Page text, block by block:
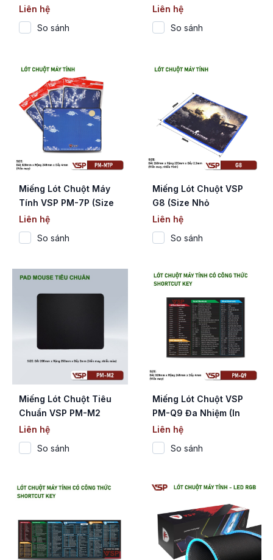
VSP PW-L3P Chủ Đề
PUBG (Waterproof /
780x300x5mm / May
Liên hệ
So sánh
PM-L6 (Rasure / May
Viền / Nhiều Hình)
Liên hệ
So sánh
Miếng Lót Chuột Máy
Tính VSP PM-7P (Size
Trung 320x245x4mm /
May Viền)
Liên hệ
So sánh
Miếng Lót Chuột VSP
G8 (Size Nhỏ
260x220x2.3mm / May
Viền / Nhiều Hình)
Liên hệ
So sánh
Miếng Lót Chuột Tiêu
Chuẩn VSP PM-M2
(250x200x2mm / Viền
May Đa Sắc)
Liên hệ
So sánh
Miếng Lót Chuột VSP
PM-Q9 Đa Nhiệm (In
Phím Tắt Shortcut Key /
320x245mm / May
Viền)
Liên hệ
So sánh